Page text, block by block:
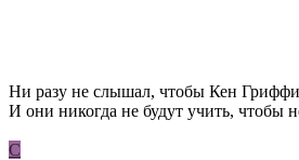
Ни разу не слышал, чтобы Кен
И они никогда не будут учить, чтобы
С